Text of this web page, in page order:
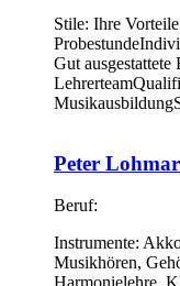
Stile: Ihre
Gut
Peter Lohmar
Beruf:
Instrumente:
Musikhören,